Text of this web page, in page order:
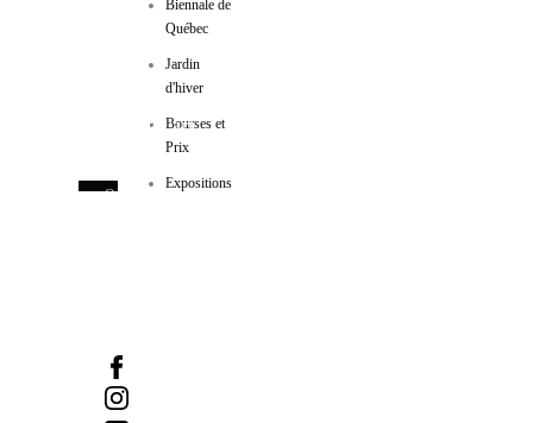
Biennale de
Québec
Jardin
d'hiver
Bourses et
Prix
Expositions
Manif d'art
Québec (Québec) GIR IAI